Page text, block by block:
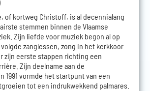
of kortweg Christoff, is al decennialang
stemmen binnen de Vlaamse
Zijn liefde voor muziek begon al op
zanglessen, zong in het kerkkoor
zijn eerste stappen richting een
Zijn deelname aan de
1991 vormde het startpunt van een
tot een indrukwekkend palmares.